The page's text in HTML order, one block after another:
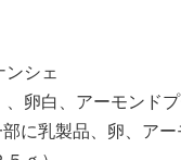
シェ
、アーモンドプー
に乳製品、卵、アー